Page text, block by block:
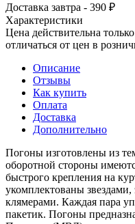
Доставка завтра - 390 ₽
Характеристики
Цена действительна
отличаться от цен в
Описание
Отзывы
Как купить
Оплата
Доставка
Дополнительно
Погоны изготовлены из
оборотной стороны
быстрого крепления на
укомплектованы
клямерами. Каждая пара
пакетик. Погоны